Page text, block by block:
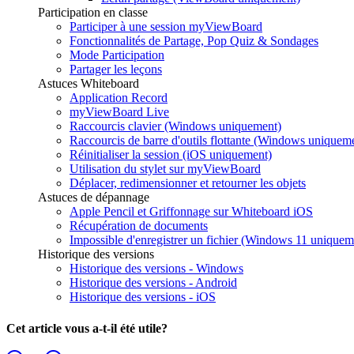
Participation en classe
Participer à une session myViewBoard
Fonctionnalités de Partage, Pop Quiz & Sondages
Mode Participation
Partager les leçons
Astuces Whiteboard
Application Record
myViewBoard Live
Raccourcis clavier (Windows uniquement)
Raccourcis de barre d'outils flottante (Windows
Réinitialiser la session (iOS uniquement)
Utilisation du stylet sur myViewBoard
Déplacer, redimensionner et retourner les objets
Astuces de dépannage
Apple Pencil et Griffonnage sur Whiteboard iOS
Récupération de documents
Impossible d'enregistrer un fichier (Windows 11
Historique des versions
Historique des versions - Windows
Historique des versions - Android
Historique des versions - iOS
Cet article vous a-t-il été utile?